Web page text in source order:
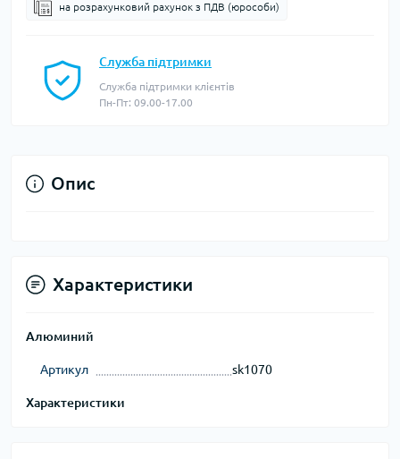
на розрахунковий рахунок з ПДВ (юрособи)
Служба підтримки
Служба підтримки клієнтів
Пн-Пт: 09.00-17.00
Опис
Характеристики
Алюминий
Артикул sk1070
Характеристики